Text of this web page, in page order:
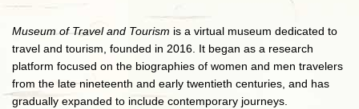
Museum of Travel and Tourism is a virtual museum dedicated to
travel and tourism, founded in 2016. It began as a research
platform focused on the biographies of women and men travelers
from the late nineteenth and early twentieth centuries, and has
gradually expanded to include contemporary journeys.